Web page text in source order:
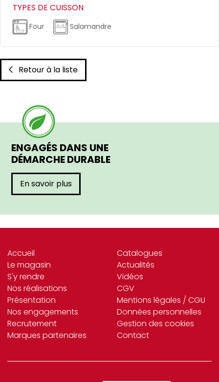
TYPES DE CUISSON
Four Salamandre
Retour à la liste
ENGAGÉS DANS UNE
DÉMARCHE DURABLE
En savoir plus
Accueil
Le magasin
S'y rendre
Nos réalisations
Présentation
Nos engagements
Recrutement
Marques partenaires
Catalogues
Actualités
Vidéos
CGV
Mentions légales / CGU
Données personnelles
Gestion des cookies
Contact